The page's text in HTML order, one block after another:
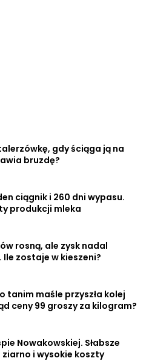
gdy ściąga ją na
bruzdę?
ciągnik i 260 dni wypasu.
produkcji mleka
rosną, ale zysk nadal
zostaje w kieszeni?
tanim maśle przyszła kolej
ceny 99 groszy za kilogram?
Nowakowskiej. Słabsze
i wysokie koszty